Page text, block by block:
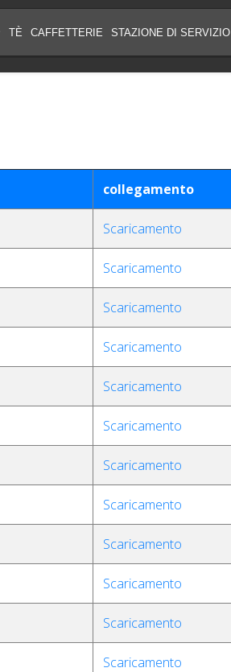
TÈ CAFFETTERIE STAZIONE DI SERVIZIO
collegamento
Scaricamento
Scaricamento
Scaricamento
Scaricamento
Scaricamento
Scaricamento
Scaricamento
Scaricamento
Scaricamento
Scaricamento
Scaricamento
Scaricamento